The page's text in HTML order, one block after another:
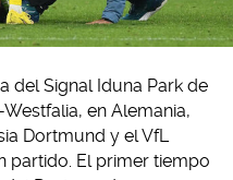
del Signal Iduna Park de
en Alemania,
Dortmund y el VfL
partido. El primer tiempo